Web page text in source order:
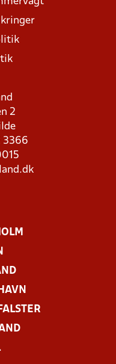
2
3366